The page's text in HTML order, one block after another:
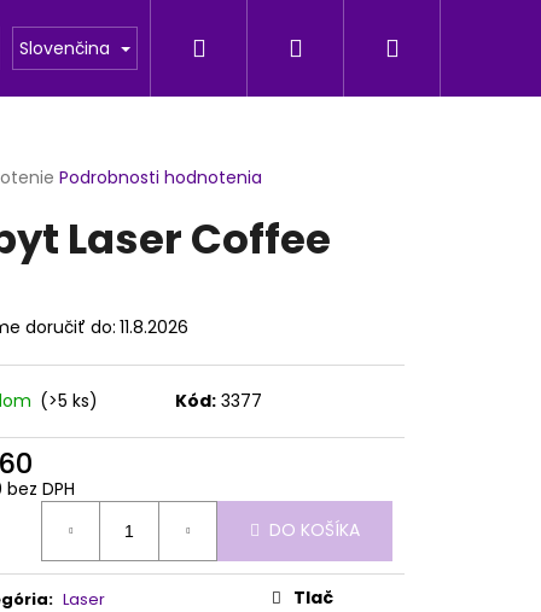
Fotogaleria
Slovenčina Hľadať Prihlásenie
Podrobnosti hodnotenia
Laser Coffee
doručiť do: 11.8.2026
(>5 ks) Kód: 3377
bez DPH
DO KOŠÍKA
: Laser
Tlač